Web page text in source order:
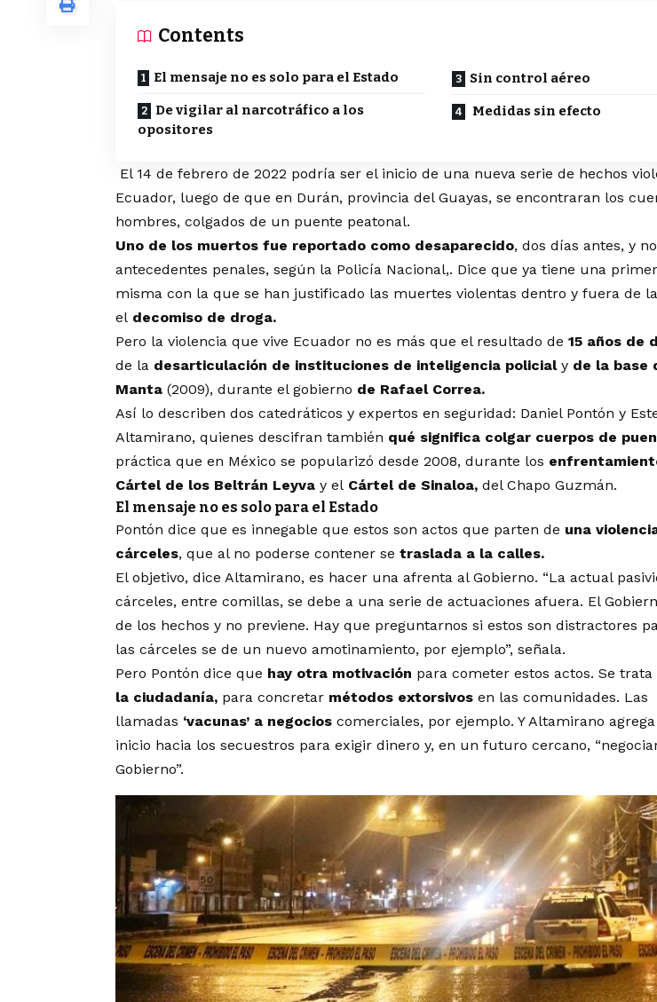
Contents
El mensaje no es solo para el Estado
De vigilar al narcotráfico a los
opositores
Sin control aéreo
Medidas sin efecto
El 14 de febrero de 2022 podría ser el inicio de una nueva serie de hechos
Ecuador, luego de que en Durán, provincia del Guayas, se encontraran los
hombres, colgados de un puente peatonal.
Uno de los muertos fue reportado como desaparecido, dos días antes, y
antecedentes penales, según la Policía Nacional,. Dice que ya tiene una
misma con la que se han justificado las muertes violentas dentro y fuera de
el decomiso de droga.
Pero la violencia que vive Ecuador no es más que el resultado de 15 años de
de la desarticulación de instituciones de inteligencia policialy de la base
Manta (2009), durante el gobierno de Rafael Correa.
Así lo describen dos catedráticos y expertos en seguridad: Daniel Pontón y
Altamirano, quienes descifran también qué significa colgar cuerpos de
práctica que en México se popularizó desde 2008, durante los
Cártel de los Beltrán Leyva y el Cártel de Sinaloa, del Chapo Guzmán.
El mensaje no es solo para el Estado
Pontón dice que es innegable que estos son actos que parten de una
cárceles, que al no poderse contener se traslada a la calles.
El objetivo, dice Altamirano, es hacer una afrenta al Gobierno. “La actual
cárceles, entre comillas, se debe a una serie de actuaciones afuera. El
de los hechos y no previene. Hay que preguntarnos si estos son distractores
las cárceles se de un nuevo amotinamiento, por ejemplo”, señala.
Pero Pontón dice que hay otra motivación para cometer estos actos. Se trata
la ciudadanía, para concretar métodos extorsivos en las comunidades. Las
llamadas ‘vacunas’ a negocios comerciales, por ejemplo. Y Altamirano
inicio hacia los secuestros para exigir dinero y, en un futuro cercano,
Gobierno”.